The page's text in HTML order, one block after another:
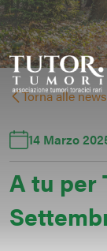
Torna alle news
14 Marzo
A tu per